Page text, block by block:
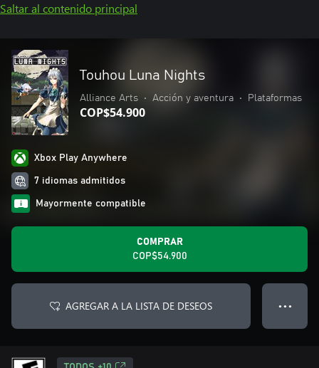
Saltar al contenido principal
Touhou Luna Nights
Alliance Arts • Acción y aventura • Plataformas
COP$54.900
Xbox Play Anywhere
7 idiomas admitidos
Mayormente compatible
COMPRAR
COP$54.900
AGREGAR A LA LISTA DE DESEOS ● ● ●